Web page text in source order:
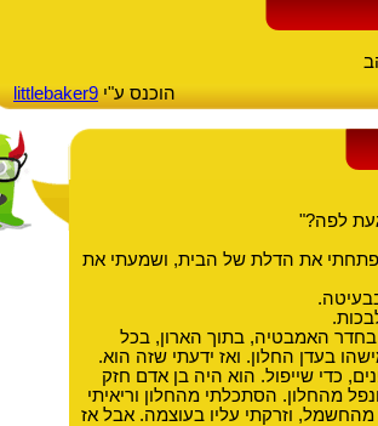
הוכנס ע"י littlebaker9
לפה?"
פתחתי את הדלת של הבית, ושמעתי את
האמבטיה, בתוך הארון, בכל
בעדן החלון. ואז ידעתי שזה הוא.
כדי שייפול. הוא היה בן אדם חזק
מהחלון. הסתכלתי מהחלון וריאיתי
וזרקתי עליו בעוצמה. אבל אז